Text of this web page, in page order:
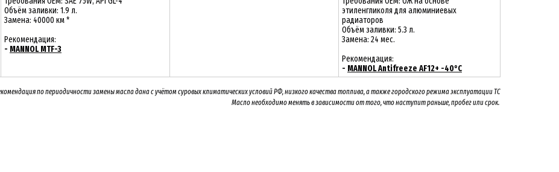
Объём заливки: 1.9 л.
Замена: 40000 км *
Рекомендация:
- MANNOL MTF-3
этиленгликоля для алюминиевых
радиаторов
Объём заливки: 5.3 л.
Замена: 24 мес.
Рекомендация:
- MANNOL Antifreeze AF12+ -40°C
по периодичности замены масла дана с учётом суровых климатических условий РФ, низкого качества топлива, а также городского режима эксплуатации ТС
Масло необходимо менятьв зависимости от того, что наступит раньше, пробег или срок.